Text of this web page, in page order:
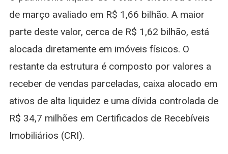
de março avaliado em R$ 1,66 bilhão. A maior
parte deste valor, cerca de R$ 1,62 bilhão, está
alocada diretamente em imóveis físicos. O
restante da estrutura é composto por valores a
receber de vendas parceladas, caixa alocado em
ativos de alta liquidez e uma dívida controlada de
R$ 34,7 milhões em Certificados de Recebíveis
Imobiliários (CRI).